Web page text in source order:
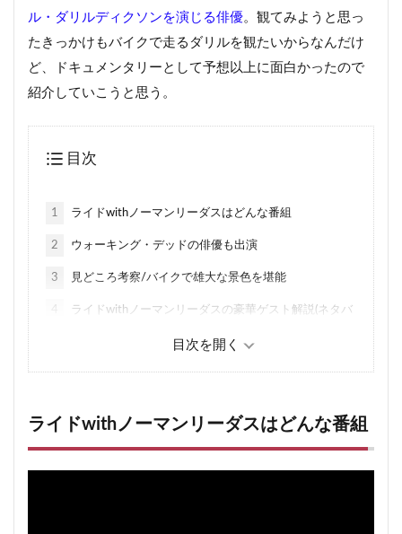
ル・ダリルディクソンを演じる俳優。観てみようと思っ
たきっかけもバイクで走るダリルを観たいからなんだけ
ど、ドキュメンタリーとして予想以上に面白かったので
紹介していこうと思う。
目次
1 ライドwithノーマンリーダスはどんな番組
2 ウォーキング・デッドの俳優も出演
3 見どころ考察/バイクで雄大な景色を堪能
ライドwithノーマンリーダスの豪華ゲスト解説(ネタバ
7 ライドwithノーマンリーダスのまとめ
ライドwithノーマンリーダスはどんな番組